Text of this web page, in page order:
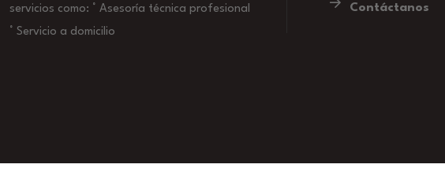
servicios como: ° Asesoría técnica profesional
° Servicio a domicilio
Contáctanos